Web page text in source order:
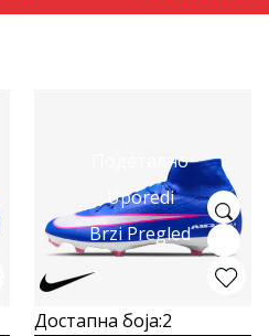
Подетално
Uporedi
Brzi Pregled
Достапна боја:2